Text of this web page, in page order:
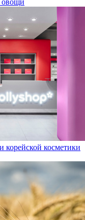
овощи
косметики